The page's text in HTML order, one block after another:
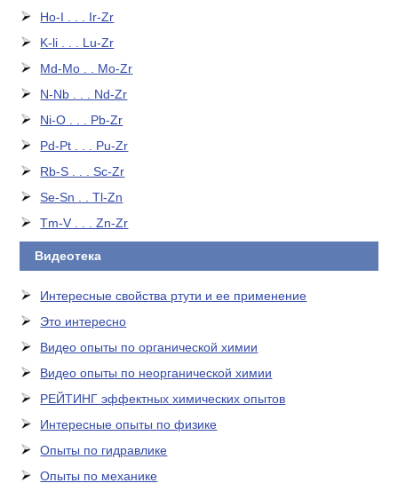
Ho-I . . . Ir-Zr
K-li . . . Lu-Zr
Md-Mo . . Mo-Zr
N-Nb . . . Nd-Zr
Ni-O . . . Pb-Zr
Pd-Pt . . . Pu-Zr
Rb-S . . . Sc-Zr
Se-Sn . . Tl-Zn
Tm-V . . . Zn-Zr
Видеотека
Интересные свойства ртути и ее применение
Это интересно
Видео опыты по органической химии
Видео опыты по неорганической химии
РЕЙТИНГ эффектных химических опытов
Интересные опыты по физике
Опыты по гидравлике
Опыты по механике